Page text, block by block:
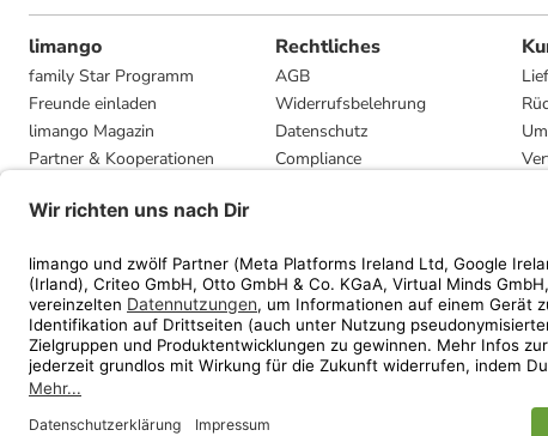
limango
family Star Programm
Freunde einladen
limango Magazin
Partner & Kooperationen
Presse
Rechtliches
AGB
Widerrufsbelehrung
Datenschutz
Compliance
* Streichpreise
ᵃ Die jeweils aktuellen